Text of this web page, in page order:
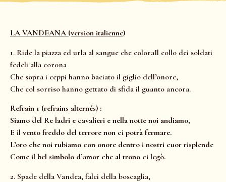
LA VANDEANA (version italienne)
1. Ride la piazza ed urla al sangue che coloraIl collo dei soldati
fedeli alla corona
Che sopra i ceppi hanno baciato il giglio dell’onore,
Che col sorriso hanno gettato di sfida il guanto ancora.
Refrain 1 (refrains alternés) :
Siamo del Re ladri e cavalieri e nella notte noi andiamo,
E il vento freddo del terrore non ci potrà fermare.
L’oro che noi rubiamo con onore dentro i nostri cuor risplende
Come il bel simbolo d’amor che al trono ci legò.
2. Spade della Vandea, falci della boscaglia,